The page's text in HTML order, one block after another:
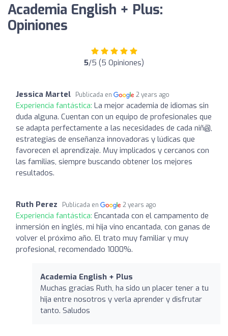
Academia English + Plus:
Opiniones
5/5 (5 Opiniones)
Jessica Martel Publicada en 2 years ago
Experiencia fantástica: La mejor academia de idiomas sin
duda alguna. Cuentan con un equipo de profesionales que
se adapta perfectamente a las necesidades de cada niñ@,
estrategias de enseñanza innovadoras y lúdicas que
favorecen el aprendizaje. Muy implicados y cercanos con
las familias, siempre buscando obtener los mejores
resultados.
Ruth Perez Publicada en 2 years ago
Experiencia fantástica: Encantada con el campamento de
inmersión en inglés, mi hija vino encantada, con ganas de
volver el próximo año. El trato muy familiar y muy
profesional, recomendado 1000%.
Academia English + Plus
Muchas gracias Ruth, ha sido un placer tener a tu
hija entre nosotros y verla aprender y disfrutar
tanto. Saludos